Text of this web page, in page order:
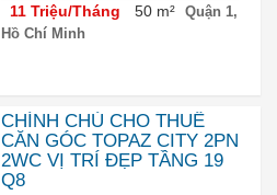
11 Triệu/Tháng 50 m²
Quận 1,
Hồ Chí Minh
CHÍNH CHỦ CHO THUÊ
CĂN GÓC TOPAZ CITY 2PN
2WC VỊ TRÍ ĐẸP TẦNG 19
Q8